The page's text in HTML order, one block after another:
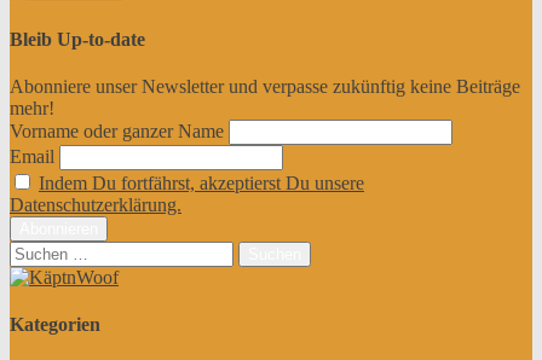
Bleib Up-to-date
Abonniere unser Newsletter und verpasse zukünftig keine Beiträge
mehr!
Vorname oder ganzer Name
Email
Indem Du fortfährst, akzeptierst Du unsere
Datenschutzerklärung.
Suchen
nach:
Kategorien